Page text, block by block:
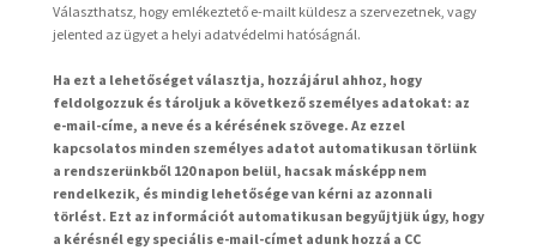
Választhatsz, hogy emlékeztető e-mailt küldesz a szervezetnek, vagy
jelented az ügyet a helyi adatvédelmi hatóságnál.
Ha ezt a lehetőséget választja, hozzájárul ahhoz, hogy
feldolgozzuk és tároljuk a következő személyes adatokat: az
e-mail-címe, a neve és a kérésének szövege. Az ezzel
kapcsolatos minden személyes adatot automatikusan törlünk
a rendszerünkből 120 napon belül, hacsak másképp nem
rendelkezik, és mindig lehetősége van kérni az azonnali
törlést. Ezt az információt automatikusan begyűjtjük úgy, hogy
a kérésnél egy speciális e-mail-címet adunk hozzá a CC